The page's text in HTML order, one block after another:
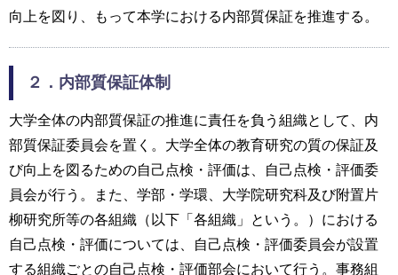
向上を図り、もって本学における内部質保証を推進する。
２．内部質保証体制
大学全体の内部質保証の推進に責任を負う組織として、内
部質保証委員会を置く。大学全体の教育研究の質の保証及
び向上を図るための自己点検・評価は、自己点検・評価委
員会が行う。また、学部・学環、大学院研究科及び附置片
柳研究所等の各組織（以下「各組織」という。）における
自己点検・評価については、自己点検・評価委員会が設置
する組織ごとの自己点検・評価部会において行う。事務組